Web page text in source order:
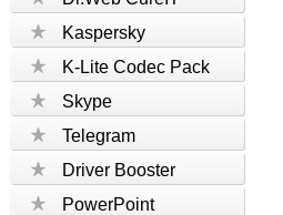
Kaspersky
K-Lite Codec Pack
Skype
Telegram
Driver Booster
PowerPoint